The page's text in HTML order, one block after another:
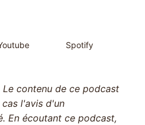
Spotify
Le contenu de ce podcast
l'avis d'un
En écoutant ce podcast,